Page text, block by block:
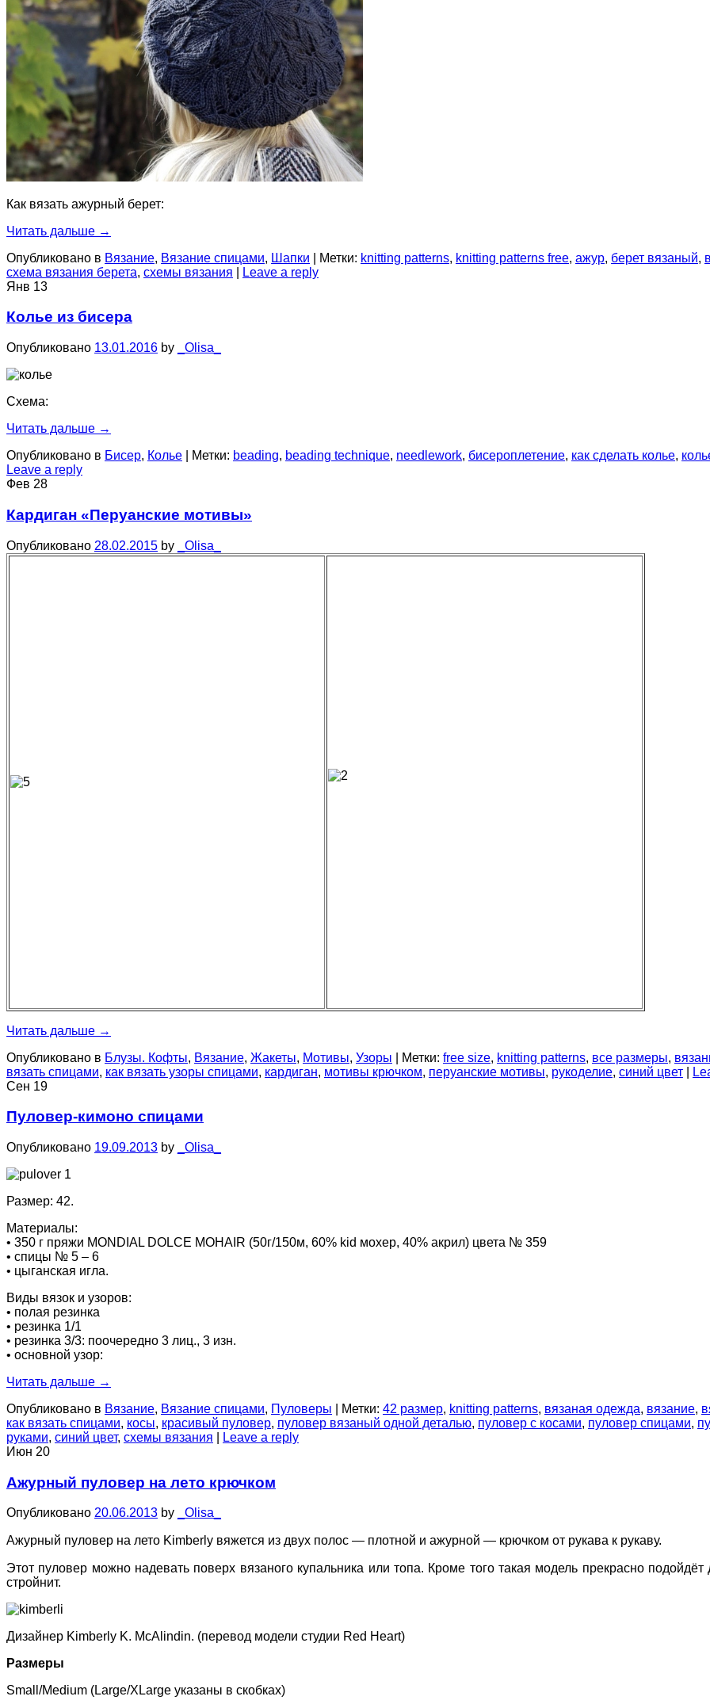
Как вязать ажурный берет:
Читать дальше →
Опубликовано в Вязание, Вязание спицами, Шапки Метки: knitting patterns, knitting patterns free, ажур, берет вязаный,
схема вязания берета, схемы вязания
Leave a reply
Янв 13
Колье из бисера
Опубликовано 13.01.2016 by _Olisa_
Схема:
Читать дальше →
Опубликовано в Бисер, Колье Метки: beading, beading technique, needlework, бисероплетение, как сделать колье,
Leave a reply
Фев 28
Кардиган «Перуанские мотивы»
Опубликовано 28.02.2015 by _Olisa_
Читать дальше →
Опубликовано в Блузы. Кофты, Вязание, Жакеты, Мотивы, Узоры Метки: free size, knitting patterns, все размеры,
вязать спицами, как вязать узоры спицами, кардиган, мотивы крючком, перуанские мотивы, рукоделие, синий цвет
Сен 19
Пуловер-кимоно спицами
Опубликовано 19.09.2013 by _Olisa_
Размер: 42.
Материалы:
• 350 г пряжи MONDIAL DOLCE MOHAIR (50г/150м, 60% kid мохер, 40% акрил) цвета № 359
• спицы № 5 – 6
• цыганская игла.
Виды вязок и узоров:
• полая резинка
• резинка 1/1
• резинка 3/3: поочередно 3 лиц., 3 изн.
• основной узор:
Читать дальше →
Опубликовано в Вязание, Вязание спицами, Пуловеры Метки: 42 размер, knitting patterns, вязаная одежда, вязание,
как вязать спицами, косы, красивый пуловер, пуловер вязаный одной деталью, пуловер с косами, пуловер спицами,
руками, синий цвет, схемы вязания
Leave a reply
Июн 20
Ажурный пуловер на лето крючком
Опубликовано 20.06.2013 by _Olisa_
Ажурный пуловер на лето Kimberly вяжется из двух полос — плотной и ажурной — крючком от рукава к рукаву.
Этот пуловер можно надевать поверх вязаного купальника или топа. Кроме того такая модель прекрасно
стройнит.
Дизайнер Kimberly K. McAlindin. (перевод модели студии Red Heart)
Размеры
Small/Medium (Large/XLarge указаны в скобках)